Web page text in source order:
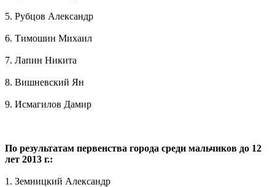
5. Рубцов Александр
6. Тимошин Михаил
7. Лапин Никита
8. Вишневский Ян
9. Исмагилов Дамир
По результатам первенства города среди мальчиков до 12
лет 2013 г.:
1. Земницкий Александр